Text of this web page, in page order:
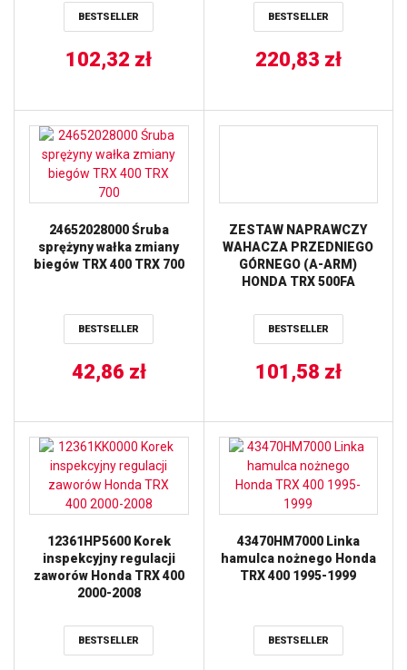
BESTSELLER
102,32 zł
BESTSELLER
220,83 zł
24652028000 Śruba
sprężyny wałka zmiany
biegów TRX 400 TRX 700
BESTSELLER
42,86 zł
ZESTAW NAPRAWCZY
WAHACZA PRZEDNIEGO
GÓRNEGO (A-ARM)
HONDA TRX 500FA
500FM ’05-’13, 500TM
’05-’06 (50-1003) PROX
BESTSELLER
101,58 zł
12361HP5600 Korek
inspekcyjny regulacji
zaworów Honda TRX 400
2000-2008
BESTSELLER
43470HM7000 Linka
hamulca nożnego Honda
TRX 400 1995-1999
BESTSELLER